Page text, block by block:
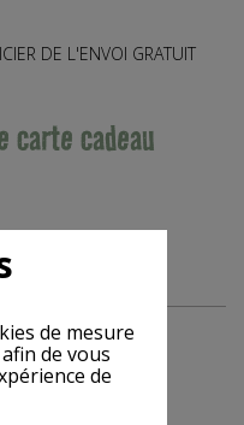
DE L'ENVOI GRATUIT
carte cadeau
de mesure
de vous
de